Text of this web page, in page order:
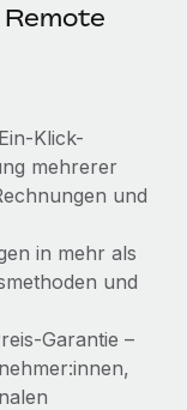
Klick-
mehrerer
und
in mehr als
und
Garantie –